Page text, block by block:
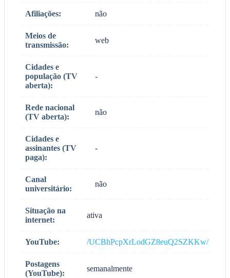
Afiliações: não
Meios de
transmissão:
web
Cidades e
população (TV
aberta):
-
Rede nacional
(TV aberta):
não
Cidades e
assinantes (TV
paga):
-
Canal
universitário:
não
Situação na
internet:
ativa
YouTube: /UCBhPcpXrLodGZ8euQ2SZKKw/
Postagens
(YouTube):
semanalmente